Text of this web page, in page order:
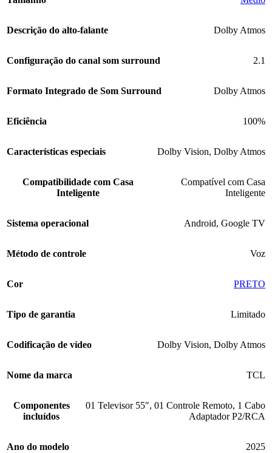
Descrição do alto-falante Dolby Atmos
Configuração do canal som surround 2.1
Formato Integrado de Som Surround Dolby Atmos
Eficiência 100%
Características especiais Dolby Vision, Dolby Atmos
Compatibilidade com Casa
Inteligente
Compatível com Casa
Inteligente
Sistema operacional Android, Google TV
Método de controle Voz
Cor ‎PRETO
Tipo de garantia Limitado
Codificação de vídeo Dolby Vision, Dolby Atmos
Nome da marca TCL
Componentes
incluídos
01 Televisor 55″, 01 Controle Remoto, 1 Cabo
Adaptador P2/RCA
Ano do modelo 2025